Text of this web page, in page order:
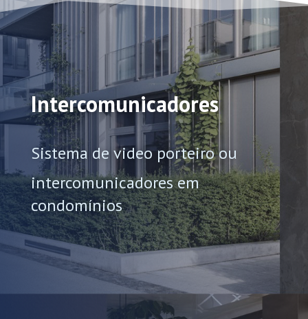
Intercomunicadores
Sistema de video porteiro ou
intercomunicadores em
condomínios